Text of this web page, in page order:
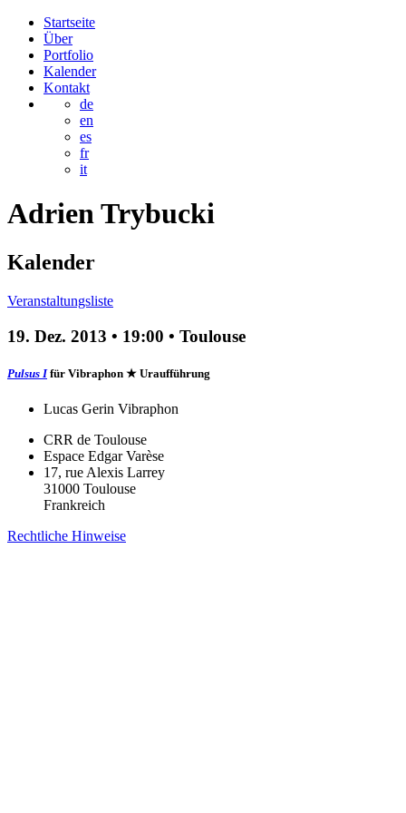
Startseite
Über
Portfolio
Kalender
Kontakt
de
en
es
fr
it
AdrienTrybucki
Kalender
Veranstaltungsliste
19. Dez. 2013 • 19:00 • Toulouse
Pulsus I für Vibraphon ★ Uraufführung
Lucas Gerin Vibraphon
CRR de Toulouse
Espace Edgar Varèse
17, rue Alexis Larrey
31000 Toulouse
Frankreich
Rechtliche Hinweise